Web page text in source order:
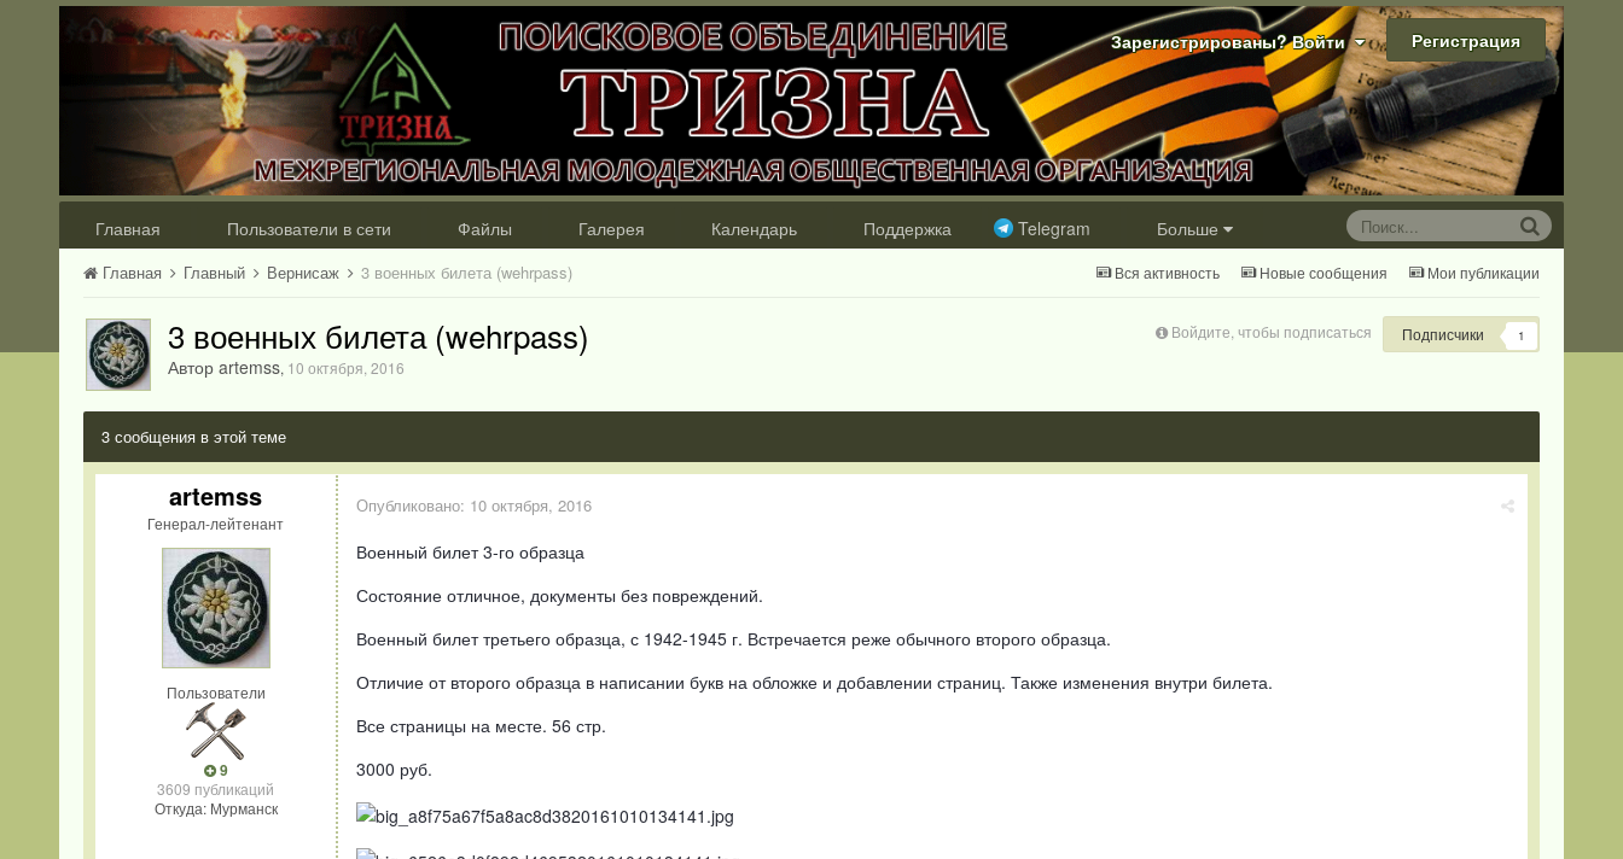
Зарегистрированы? Войти Регистрация
Главная Пользователи в сети Файлы Галерея Календарь Поддержка Telegram Больше
Вся активность Новые сообщения Мои публикации
Главная Главный Вернисаж 3 военных билета (wehrpass)
Войдите, чтобы подписаться Подписчики 1
3 военных билета (wehrpass)
Автор artemss, 10 октября, 2016
3 сообщения в этой теме
artemss
Генерал-лейтенант
Пользователи
9
3609 публикаций
Откуда: Мурманск
Опубликовано: 10 октября, 2016
Военный билет 3-го образца
Состояние отличное, документы без повреждений.
Военный билет третьего образца, с 1942-1945 г. Встречается реже обычного второго образца.
Отличие от второго образца в написании букв на обложке и добавлении страниц. Также изменения внутри билета.
Все страницы на месте. 56 стр.
3000 руб.